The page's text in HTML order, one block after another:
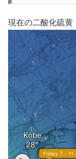
現在の二酸化硫黄